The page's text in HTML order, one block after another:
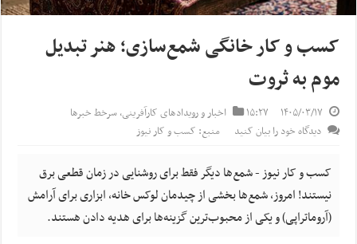
کسب و کار خانگی شمع‌سازی؛ هنر تبدیل
موم به ثروت
۱۴۰۵/۰۳/۱۷ ۱۵:۲۷ اخبار و رویدادهای کارآفرینی,سرخط خبرها
دیدگاه خود را بیان کنید
منبع: کسب و کار نیوز
کسب و کار نیوز - شمع‌ها دیگر فقط برای روشنایی در زمان قطعی برق
نیستند! امروز، شمع‌ها بخشی از چیدمان لوکس خانه، ابزاری برای آرامش
(آروماتراپی) و یکی از محبوب‌ترین گزینه‌ها برای هدیه دادن هستند.